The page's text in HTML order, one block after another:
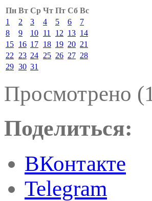
Пн Вт Ср Чт Пт Сб Вс
1
2 3 4 5 6
7
8
9 10 11 12 13 14
15 16 17 18 19 20 21
22
23 24 25 26 27 28
29 30 31
Просмотрено
Поделиться:
ВКонтакте
Telegram